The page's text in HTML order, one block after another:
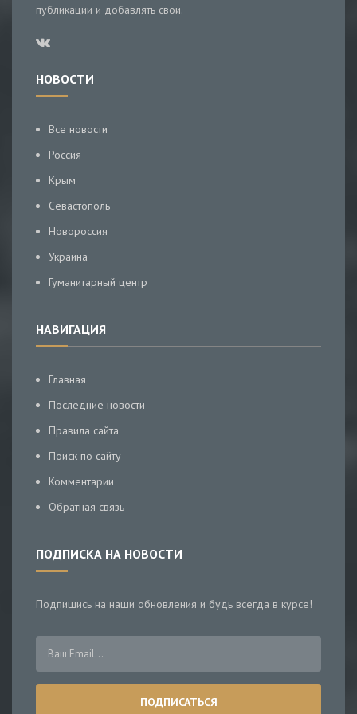
публикации и добавлять свои.
НОВОСТИ
Все новости
Россия
Крым
Севастополь
Новороссия
Украина
Гуманитарный центр
НАВИГАЦИЯ
Главная
Последние новости
Правила сайта
Поиск по сайту
Комментарии
Обратная связь
ПОДПИСКА НА НОВОСТИ
Подпишись на наши обновления и будь всегда в курсе!